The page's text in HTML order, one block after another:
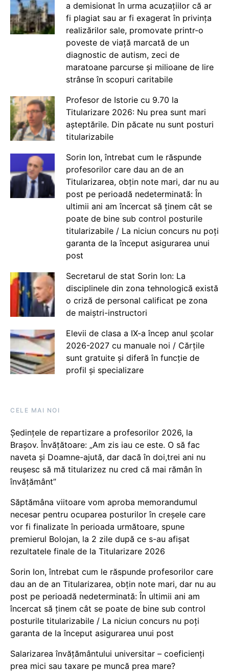
a demisionat în urma acuzațiilor că ar
fi plagiat sau ar fi exagerat în privința
realizărilor sale, promovate printr-o
poveste de viață marcată de un
diagnostic de autism, zeci de
maratoane parcurse și milioane de lire
strânse în scopuri caritabile
Profesor de Istorie cu 9.70 la
Titularizare 2026: Nu prea sunt mari
așteptările. Din păcate nu sunt posturi
titularizabile
Sorin Ion, întrebat cum le răspunde
profesorilor care dau an de an
Titularizarea, obțin note mari, dar nu au
post pe perioadă nedeterminată: În
ultimii ani am încercat să ținem cât se
poate de bine sub control posturile
titularizabile / La niciun concurs nu poți
garanta de la început asigurarea unui
post
Secretarul de stat Sorin Ion: La
disciplinele din zona tehnologică există
o criză de personal calificat pe zona
de maiștri-instructori
Elevii de clasa a IX-a încep anul școlar
2026-2027 cu manuale noi / Cărțile
sunt gratuite și diferă în funcție de
profil și specializare
CELE MAI NOI
Ședințele de repartizare a profesorilor 2026, la
Brașov. Învățătoare: „Am zis iau ce este. O să fac
naveta și Doamne-ajută, dar dacă în doi,trei ani nu
reușesc să mă titularizez nu cred că mai rămân în
învățământ”
Săptămâna viitoare vom aproba memorandumul
necesar pentru ocuparea posturilor în creșele care
vor fi finalizate în perioada următoare, spune
premierul Bolojan, la 2 zile după ce s-au afișat
rezultatele finale de la Titularizare 2026
Sorin Ion, întrebat cum le răspunde profesorilor care
dau an de an Titularizarea, obțin note mari, dar nu au
post pe perioadă nedeterminată: În ultimii ani am
încercat să ținem cât se poate de bine sub control
posturile titularizabile / La niciun concurs nu poți
garanta de la început asigurarea unui post
Salarizarea învățământului universitar – coeficienți
prea mici sau taxare pe muncă prea mare?